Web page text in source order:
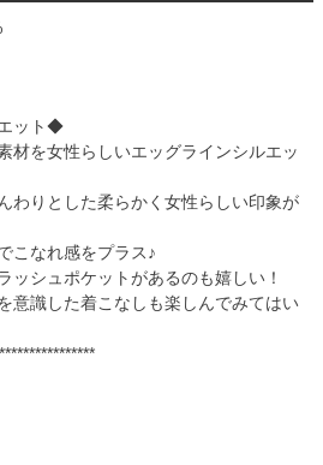
ット◆
材を女性らしいエッグラインシルエッ
わりとした柔らかく女性らしい印象が
こなれ感をプラス♪
ッシュポケットがあるのも嬉しい！
意識した着こなしも楽しんでみてはい